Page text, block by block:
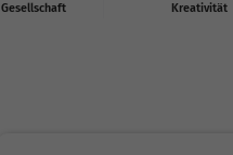
Gesellschaft
Kreativität